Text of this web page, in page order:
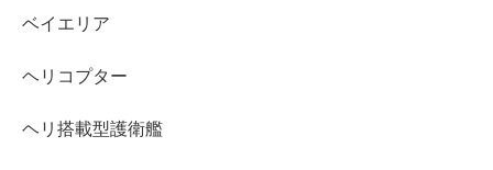
ベイエリア
ヘリコプター
ヘリ搭載型護衛艦